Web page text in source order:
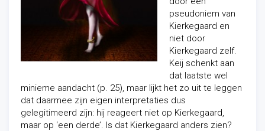
pseudoniem van
Kierkegaard en
niet door
Kierkegaard zelf.
Keij schenkt aan
dat laatste wel
minieme aandacht (p. 25), maar lijkt het zo uit te leggen
dat daarmee zijn eigen interpretaties dus
gelegitimeerd zijn: hij reageert niet op Kierkegaard,
maar op ‘een derde’. Is dat Kierkegaard anders zien?